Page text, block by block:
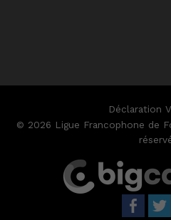
Déclaration
© 2026 Ligue Francophone de